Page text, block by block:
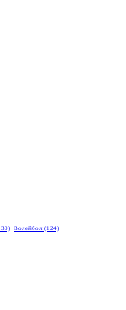
Волейбол (124)